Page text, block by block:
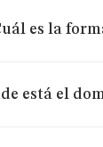
es la
está el